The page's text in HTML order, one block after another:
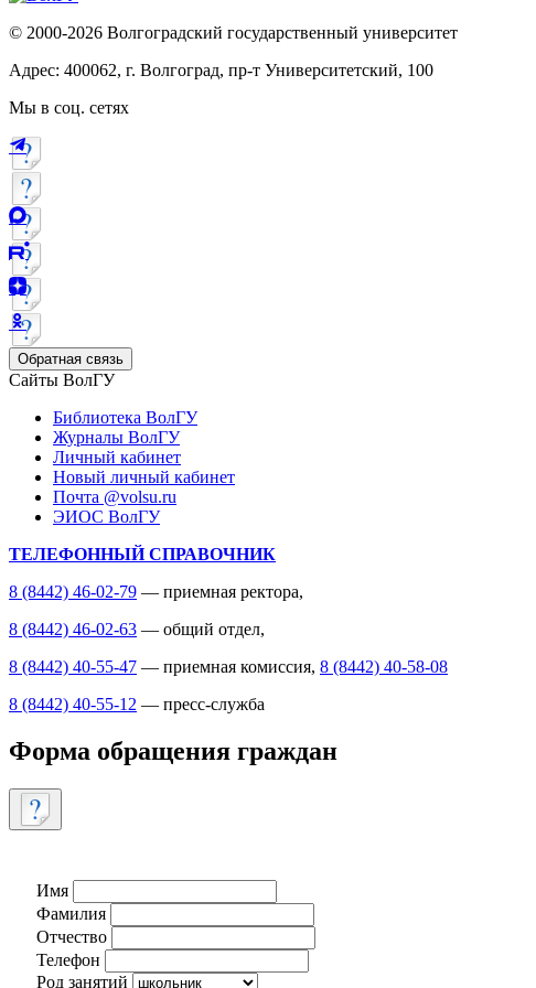
© 2000-2026 Волгоградский государственный университет
Адрес: 400062, г. Волгоград, пр-т Университетский, 100
Мы в соц. сетях
Обратная связь
Сайты ВолГУ
Библиотека ВолГУ
Журналы ВолГУ
Личный кабинет
Новый личный кабинет
Почта @volsu.ru
ЭИОС ВолГУ
ТЕЛЕФОННЫЙ СПРАВОЧНИК
8 (8442) 46-02-79 — приемная ректора,
8 (8442) 46-02-63 — общий отдел,
8 (8442) 40-55-47 — приемная комиссия, 8 (8442) 40-58-08
8 (8442) 40-55-12 — пресс-служба
Форма обращения граждан
Имя
Фамилия
Отчество
Телефон
Род занятий